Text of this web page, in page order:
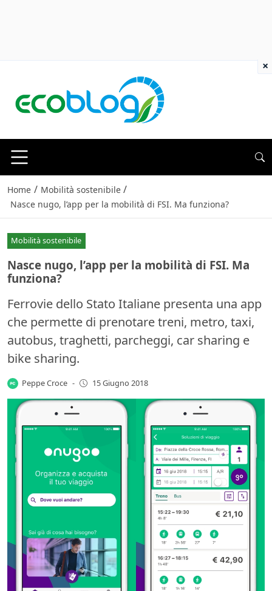
Home / Mobilità sostenibile /
Nasce nugo, l’app per la mobilità di FSI. Ma funziona?
Mobilità sostenibile
Nasce nugo, l’app per la mobilità di FSI. Ma
funziona?
Ferrovie dello Stato Italiane presenta una app
che permette di prenotare treni, metro, taxi,
autobus, traghetti, parcheggi, car sharing e
bike sharing.
Peppe Croce - 15 Giugno 2018
×